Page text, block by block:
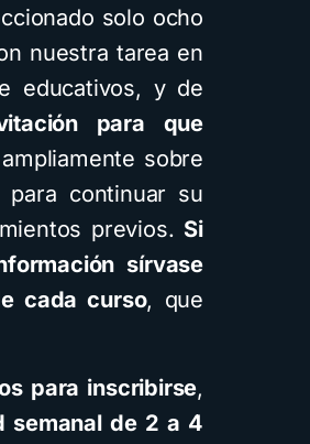
solo ocho
nuestra tarea en
educativos, y de
para que
sobre
continuar su
previos. Si
sírvase
cada curso, que
para inscribirse,
semanal de 2 a 4
Cuentos Descarga
Cómo crear cuentos
infantiles ilustrados con
inteligencia artificial
usando Gemini y con
visuales: Descarga la
guía PDF